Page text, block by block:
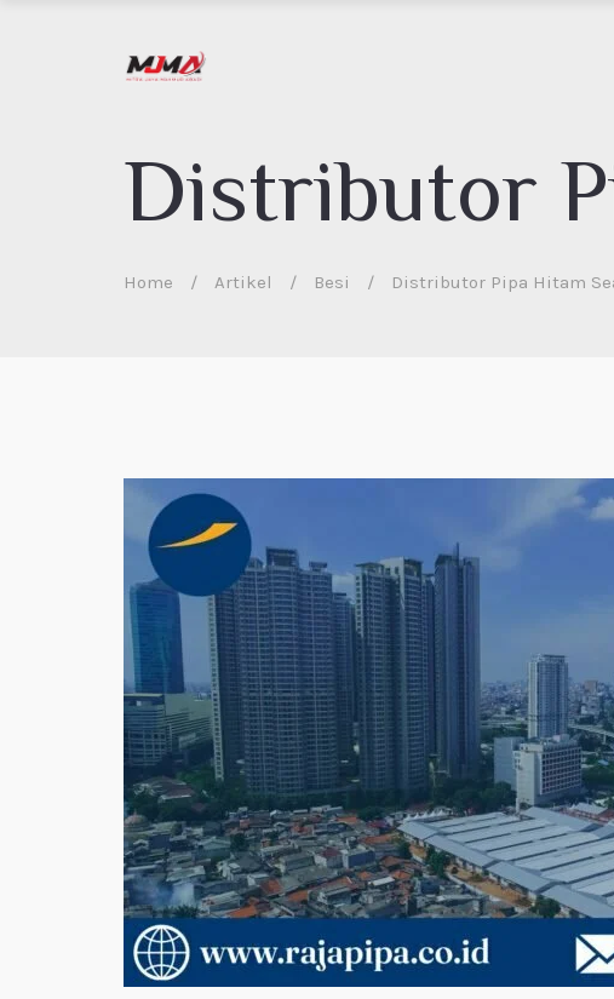
Distributor
Home / Artikel / Besi / Distributor Pipa Hitam